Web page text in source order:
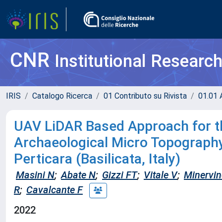
CNRInstitutional
IRIS Catalogo Ricerca 01 Contributo su Rivista 01.01
UAV LiDAR Based Approach
Archaeological Micro
Perticara (Basilicata, Italy)
Masini N; Abate N; Gizzi FT; Vitale V;
R; Cavalcante F
2022